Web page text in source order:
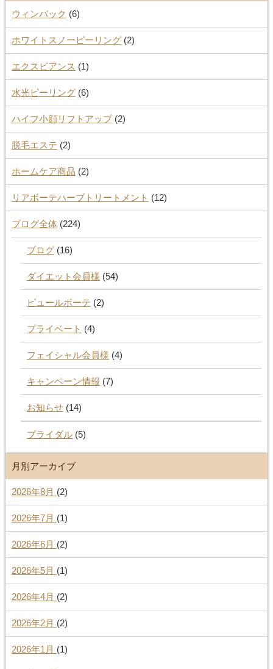
ウィンバック (6)
ホワイトスノーピーリング(2)
エクスビアンス (1)
水光ピーリング(6)
ハイフ小顔リフトアップ(2)
脱毛エステ (2)
ホームケア商品 (2)
リアボーテハーブトリートメント (12)
ブログ全体(224)
ブログ(16)
ダイエット会員様 (54)
ピュールボーテ (2)
プライベート (4)
フェイシャル会員様 (4)
キャンペーン情報 (7)
お知らせ(14)
ブライダル(5)
月別アーカイブ
2026年8月 (2)
2026年7月 (1)
2026年6月 (2)
2026年5月 (1)
2026年4月 (2)
2026年2月 (2)
2026年1月 (1)